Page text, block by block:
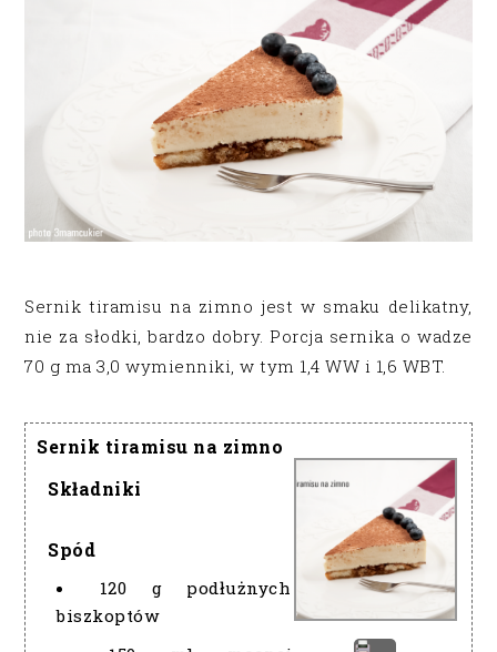
Sernik tiramisu na zimno jest w smaku delikatny,
nie za słodki, bardzo dobry. Porcja sernika o wadze
70 g ma 3,0 wymienniki, w tym 1,4 WW i 1,6 WBT.
Sernik tiramisu na zimno
Składniki
Spód
120 g podłużnych
biszkoptów